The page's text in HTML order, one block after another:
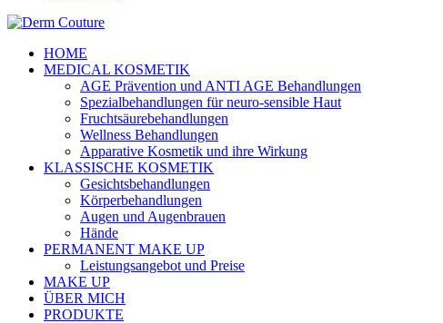
HOME
MEDICAL KOSMETIK
AGE Prävention und ANTI AGE Behandlungen
Spezialbehandlungen für neuro-sensible Haut
Fruchtsäurebehandlungen
Wellness Behandlungen
Apparative Kosmetik und ihre Wirkung
KLASSISCHE KOSMETIK
Gesichtsbehandlungen
Körperbehandlungen
Augen und Augenbrauen
Hände
PERMANENT MAKE UP
Leistungsangebot und Preise
MAKE UP
ÜBER MICH
PRODUKTE